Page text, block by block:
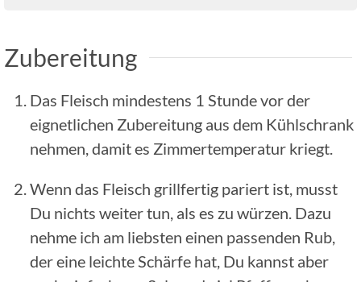
Zubereitung
Das Fleisch mindestens 1 Stunde vor der
eignetlichen Zubereitung aus dem Kühlschrank
nehmen, damit es Zimmertemperatur kriegt.
Wenn das Fleisch grillfertig pariert ist, musst
Du nichts weiter tun, als es zu würzen. Dazu
nehme ich am liebsten einen passenden Rub,
der eine leichte Schärfe hat, Du kannst aber